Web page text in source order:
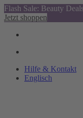
Flash Sale: Beauty
Jetzt shoppen
Hilfe & Kontakt
Englisch